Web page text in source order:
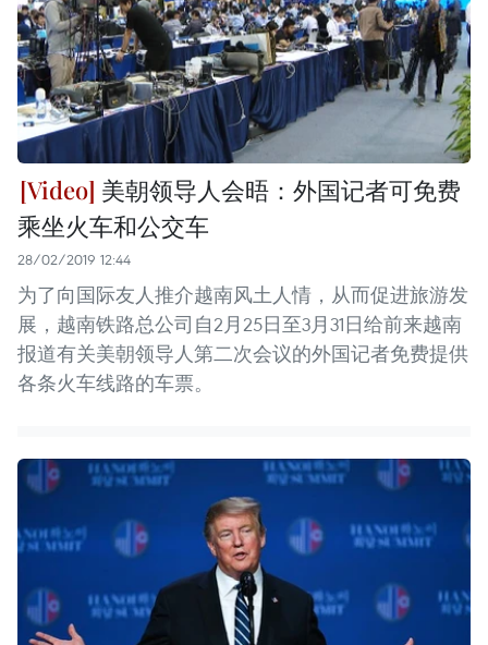
美朝领导人会晤：外国记者可免费
乘坐火车和公交车
28/02/2019 12:44
为了向国际友人推介越南风土人情，从而促进旅游发
展，越南铁路总公司自2月25日至3月31日给前来越南
报道有关美朝领导人第二次会议的外国记者免费提供
各条火车线路的车票。